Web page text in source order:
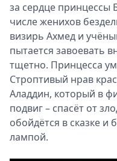
за сердце принцессы
числе женихов
визирь Ахмед и
пытается завоевать
тщетно. Принцесса
Строптивый нрав
Аладдин, который в
подвиг – спасёт от
обойдётся в сказке
лампой.